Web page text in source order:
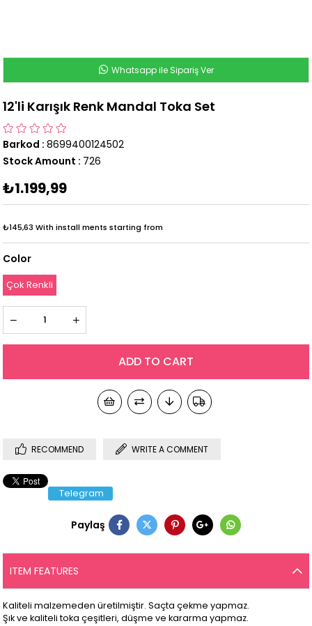
Whatsapp ile Sipariş Ver
12'li Karışık Renk Mandal Toka Set
Barkod : 8699400124502
Stock Amount : 726
₺1.199,99
₺145,63 With install ments starting from
Color
Çok Renkli
RECOMMEND WRITE A COMMENT
Telegram
Paylaş
ITEM FEATURES
Kaliteli malzemeden üretilmiştir. Saçta çekme yapmaz.
Şık ve kaliteli toka çeşitleri, düşme ve kararma yapmaz.